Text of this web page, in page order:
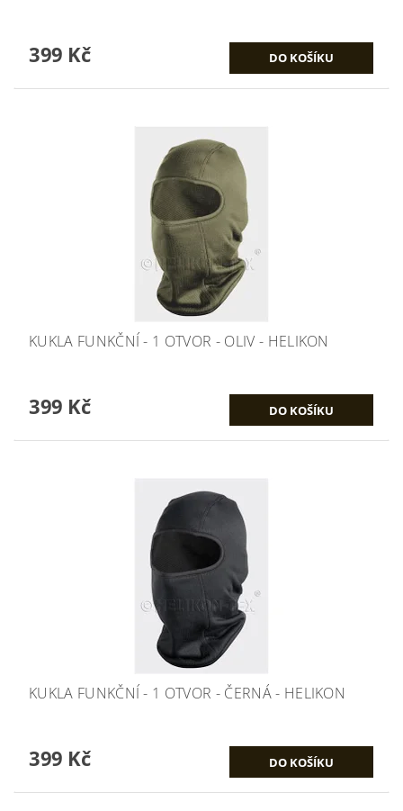
399 Kč
KUKLA FUNKČNÍ - 1 OTVOR - OLIV - HELIKON
399 Kč
KUKLA FUNKČNÍ - 1 OTVOR - ČERNÁ - HELIKON
399 Kč